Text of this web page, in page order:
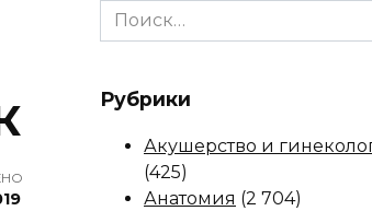
Search
for:
Рубрики
Акушерство и
(425)
Анатомия (2 704)